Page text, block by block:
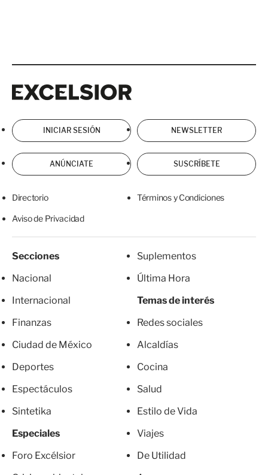
INICIAR SESIÓN NEWSLETTER
ANÚNCIATE SUSCRÍBETE
Directorio Términos y Condiciones
Aviso de Privacidad
Secciones
Nacional
Internacional
Finanzas
Ciudad de México
Deportes
Espectáculos
Sintetika
Especiales
Foro Excélsior
Suplementos
Última Hora
Temas de interés
Redes sociales
Alcaldías
Cocina
Salud
Estilo de Vida
Viajes
De Utilidad